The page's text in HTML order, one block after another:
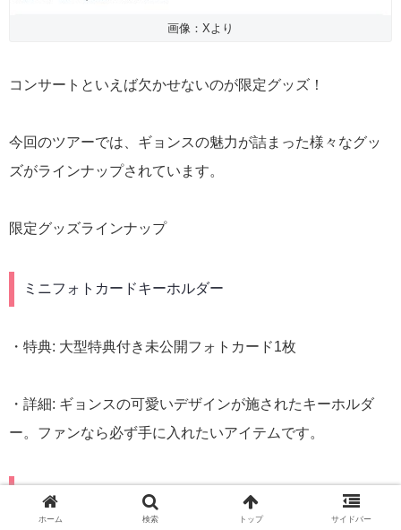
画像：Xより
コンサートといえば欠かせないのが限定グッズ！
今回のツアーでは、ギョンスの魅力が詰まった様々なグッ
ズがラインナップされています。
限定グッズラインナップ
ミニフォトカードキーホルダー
・特典: 大型特典付き未公開フォトカード1枚
・詳細: ギョンスの可愛いデザインが施されたキーホルダ
ー。ファンなら必ず手に入れたいアイテムです。
ヘアシュシュ
ホーム 検索 トップ サイドバー